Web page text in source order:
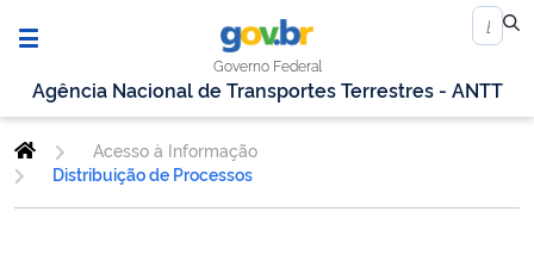
Governo Federal
Agência Nacional de Transportes Terrestres - ANTT
Acesso à Informação
Distribuição de Processos